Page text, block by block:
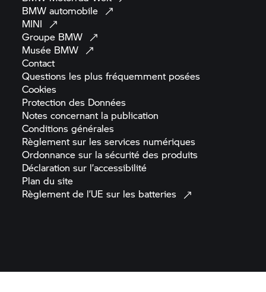
BMWautomobile
MINI
Groupe BMW
Musée BMW
Contact
Questions les plus fréquemment posées
Cookies
Protection des Données
Notes concernant la publication
Conditionsgénérales
Règlement sur les services numériques
Ordonnance sur la sécurité des produits
Déclaration sur l’accessibilité
Plan dusite
Règlement de l’UE sur les batteries